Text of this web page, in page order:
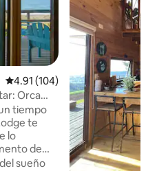
Calificación promedio: 4.91 de
4.91 (104)
Orca
tiempo
lo
de
sueño